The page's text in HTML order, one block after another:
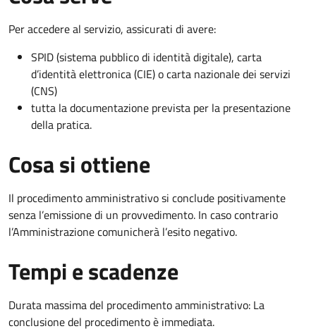
Per accedere al servizio, assicurati di avere:
SPID (sistema pubblico di identità digitale), carta
d’identità elettronica (CIE) o carta nazionale dei servizi
(CNS)
tutta la documentazione prevista per la presentazione
della pratica.
Cosa si ottiene
Il procedimento amministrativo si conclude positivamente
senza l’emissione di un provvedimento. In caso contrario
l’Amministrazione comunicherà l’esito negativo.
Tempi e scadenze
Durata massima del procedimento amministrativo: La
conclusione del procedimento è immediata.